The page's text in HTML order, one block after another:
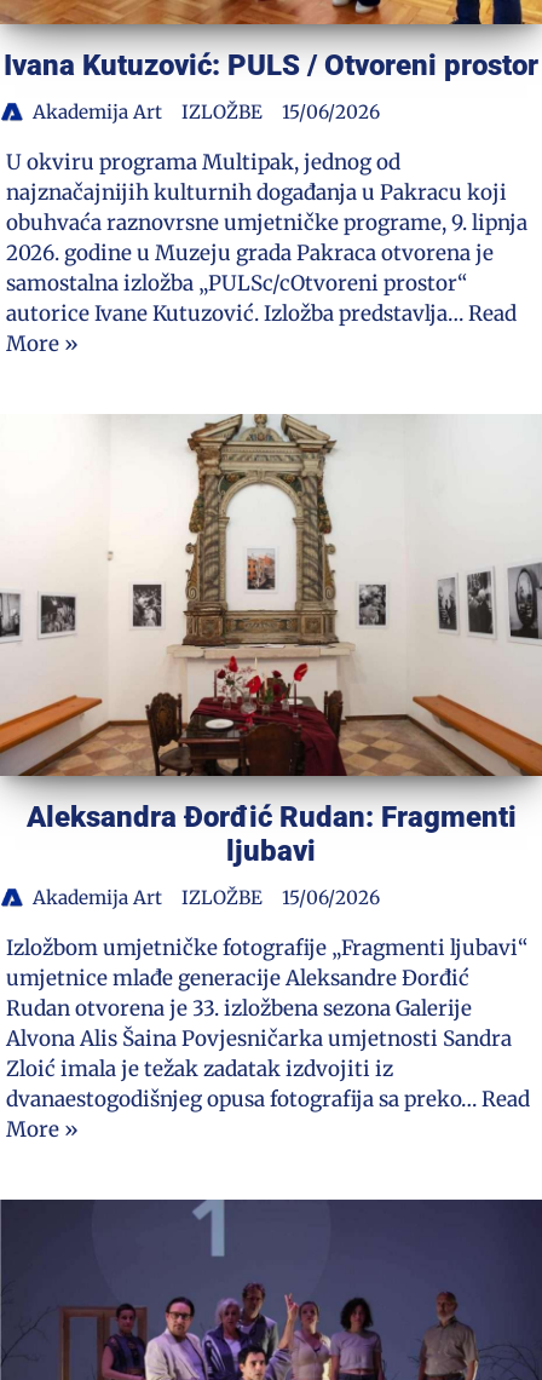
Ivana Kutuzović: PULS / Otvoreni prostor
Akademija Art IZLOŽBE 15/06/2026
U okviru programa Multipak, jednog od
najznačajnijih kulturnih događanja u Pakracu koji
obuhvaća raznovrsne umjetničke programe, 9. lipnja
2026. godine u Muzeju grada Pakraca otvorena je
samostalna izložba „PULSc/cOtvoreni prostor“
autorice Ivane Kutuzović. Izložba predstavlja…Read
More »
Aleksandra Đorđić Rudan: Fragmenti
ljubavi
Akademija Art IZLOŽBE 15/06/2026
Izložbom umjetničke fotografije „Fragmenti ljubavi“
umjetnice mlađe generacije Aleksandre Đorđić
Rudan otvorena je 33. izložbena sezona Galerije
Alvona Alis Šaina Povjesničarka umjetnosti Sandra
Zloić imala je težak zadatak izdvojiti iz
dvanaestogodišnjeg opusa fotografija sa preko…Read
More »